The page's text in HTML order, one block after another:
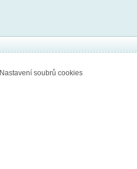
Nastavení soubrů cookies